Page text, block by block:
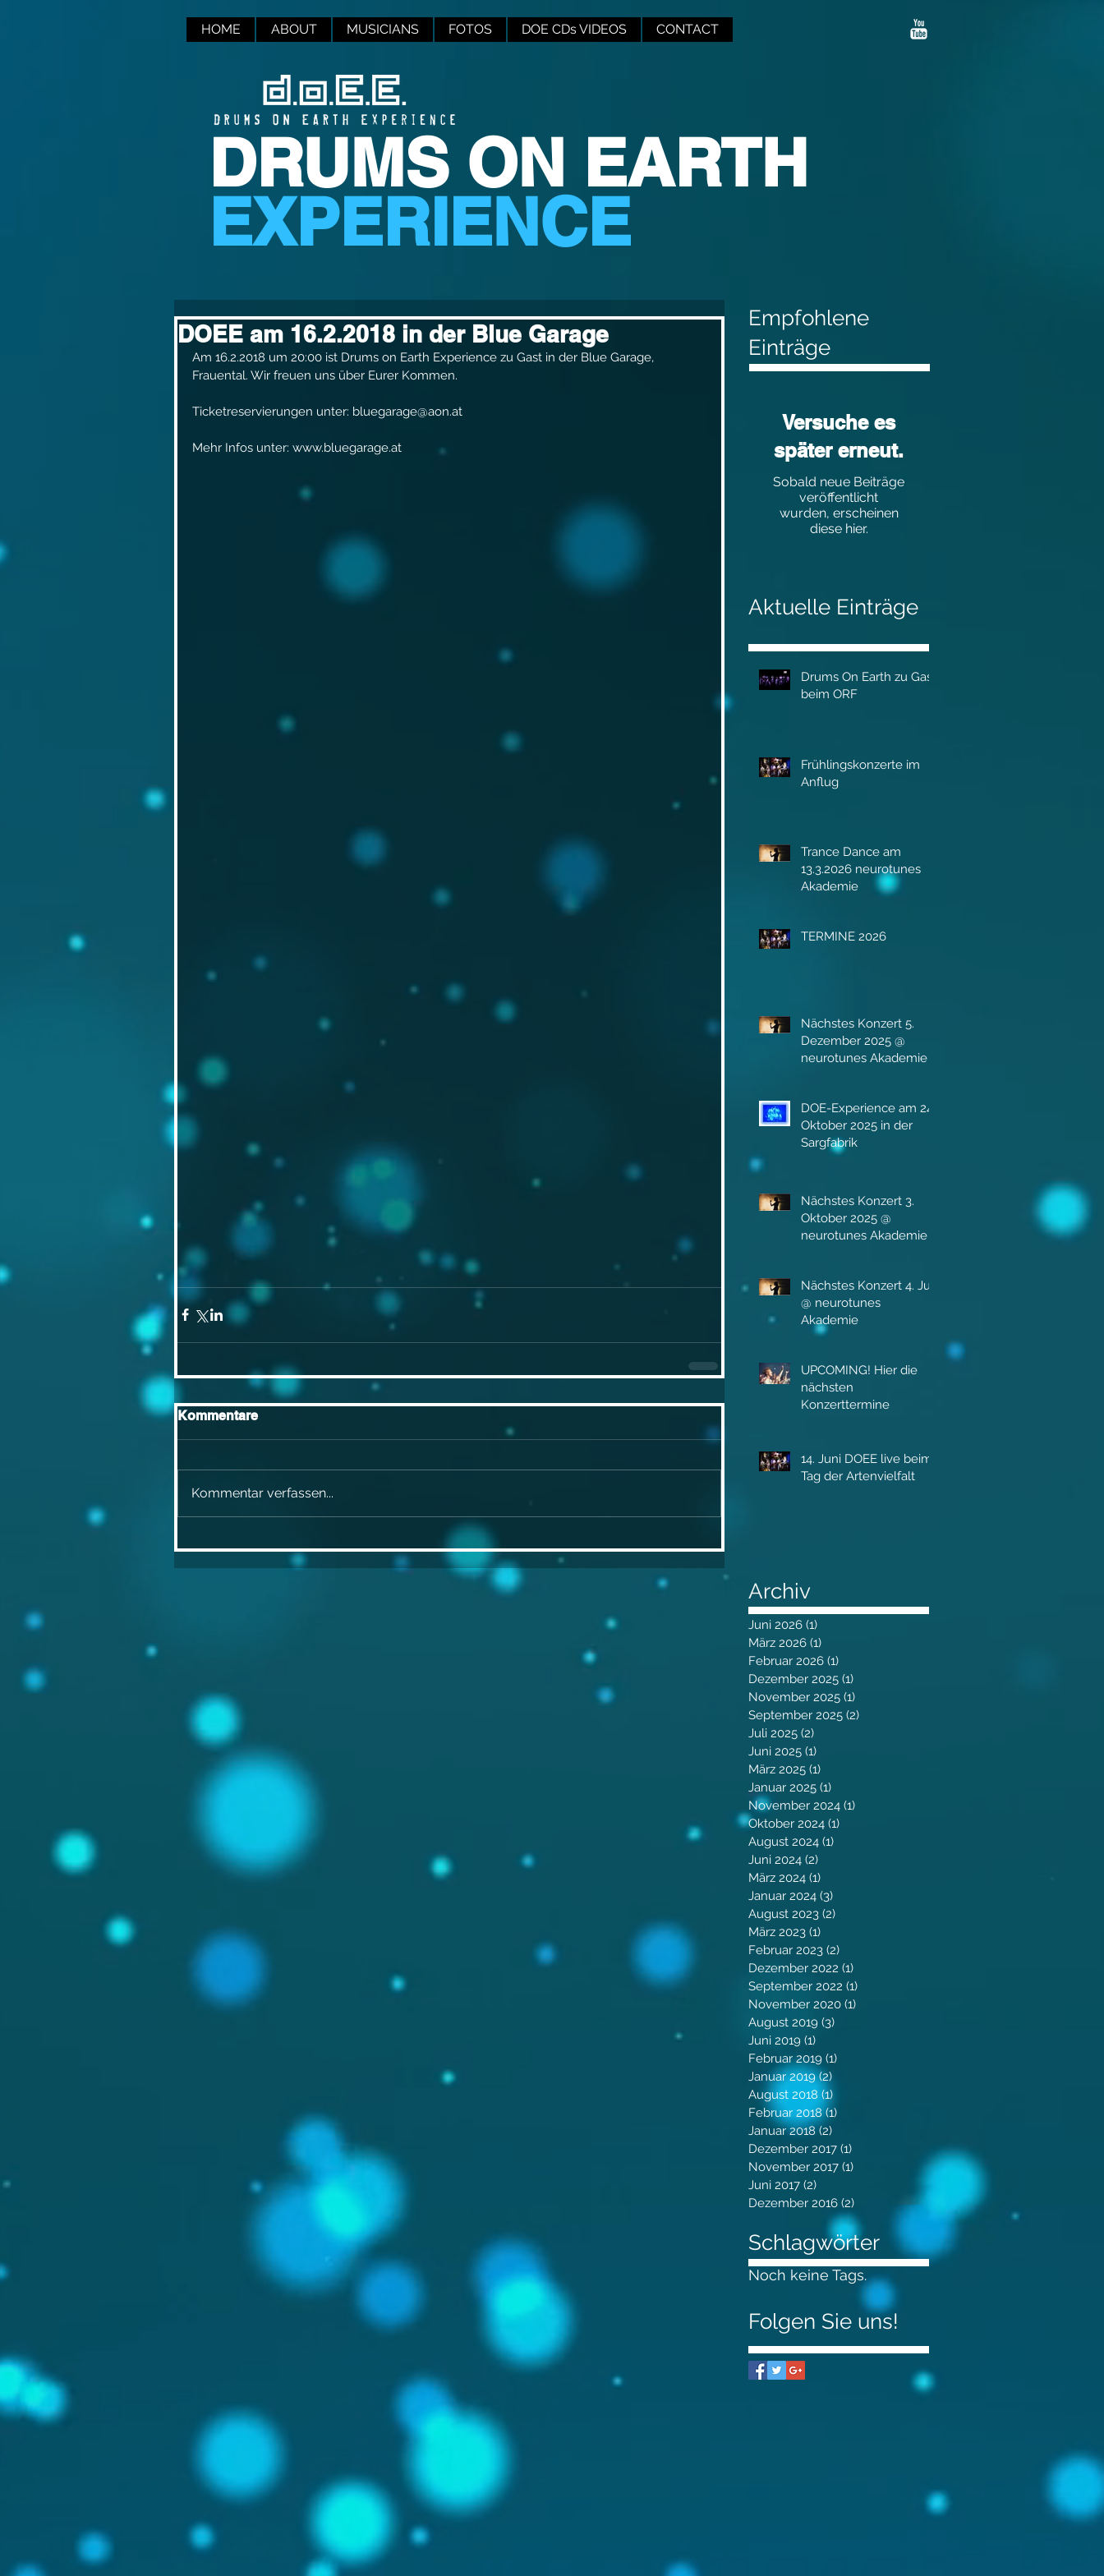
HOME ABOUT MUSICIANS FOTOS DOE CDs VIDEOS CONTACT
DRUMS ON EARTH
EXPERIENCE
DOEE am 16.2.2018 in der Blue Garage
Am 16.2.2018 um 20:00 ist Drums on Earth Experience zu Gast in der Blue Garage,
Frauental. Wir freuen uns über Eurer Kommen.
Ticketreservierungen unter: bluegarage@aon.at
Mehr Infos unter: www.bluegarage.at
Kommentare
Kommentar verfassen...
Empfohlene
Einträge
Versuche es
später erneut.
Sobald neue Beiträge
veröffentlicht
wurden, erscheinen
diese hier.
Aktuelle Einträge
Drums On Earth zu Gast
beim ORF
Frühlingskonzerte im
Anflug
Trance Dance am
13.3.2026 neurotunes
Akademie
TERMINE 2026
Nächstes Konzert 5.
Dezember 2025 @
neurotunes Akademie
DOE-Experience am 24.
Oktober 2025 in der
Sargfabrik
Nächstes Konzert 3.
Oktober 2025 @
neurotunes Akademie
Nächstes Konzert 4. Juli
@ neurotunes
Akademie
UPCOMING! Hier die
nächsten
Konzerttermine
14. Juni DOEE live beim
Tag der Artenvielfalt
Archiv
Juni 2026 (1)
März 2026 (1)
Februar 2026 (1)
Dezember 2025 (1)
November 2025 (1)
September 2025 (2)
Juli 2025 (2)
Juni 2025 (1)
März 2025 (1)
Januar 2025 (1)
November 2024 (1)
Oktober 2024 (1)
August 2024 (1)
Juni 2024 (2)
März 2024 (1)
Januar 2024 (3)
August 2023 (2)
März 2023 (1)
Februar 2023 (2)
Dezember 2022 (1)
September 2022 (1)
November 2020 (1)
August 2019 (3)
Juni 2019 (1)
Februar 2019 (1)
Januar 2019 (2)
August 2018 (1)
Februar 2018 (1)
Januar 2018 (2)
Dezember 2017 (1)
November 2017 (1)
Juni 2017 (2)
Dezember 2016 (2) 2 Beiträge
Schlagwörter
Noch keine Tags.
Folgen Sie uns!